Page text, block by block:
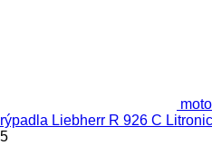
rýpadla Liebherr R 926 C Litronic
5